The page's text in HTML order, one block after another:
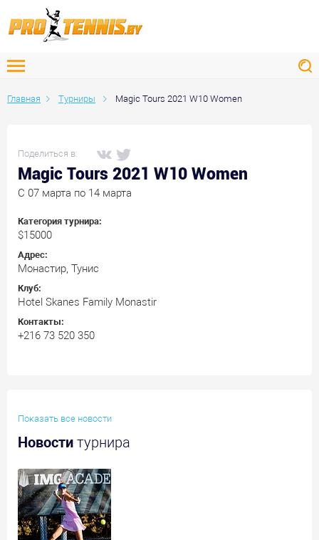
Главная Турниры Magic Tours 2021 W10 Women
Поделиться в:
Magic Tours 2021 W10 Women
C 07 марта по 14 марта
Категория турнира:
$15000
Адрес:
Монастир, Тунис
Клуб:
Hotel Skanes Family Monastir
Контакты:
+216 73 520 350
Показать все новости
Новости турнира